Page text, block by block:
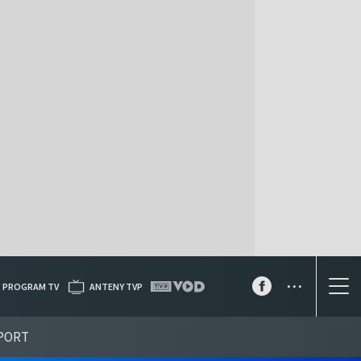
PROGRAM TV ANTENY TVP ...